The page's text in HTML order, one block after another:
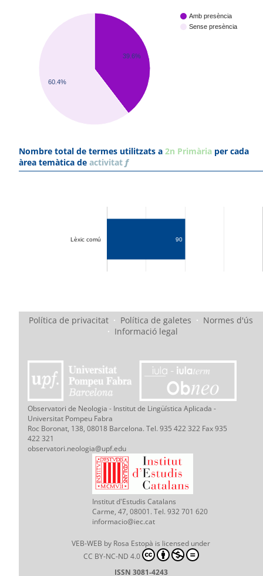
Amb presència
Sense presència
39.6%
60.4%
Nombre total de termes utilitzats a 2n Primària per cada
àrea temàtica de activitat f
Lèxic comú 90
Política de privacitat · Política de galetes · Normes d'ús
· Informació legal
Observatori de Neologia - Institut de Lingüística Aplicada -
Universitat Pompeu Fabra
Roc Boronat, 138, 08018 Barcelona. Tel. 935 422 322 Fax 935
422 321
observatori.neologia@upf.edu
Institut d'Estudis Catalans
Carme, 47, 08001. Tel. 932 701 620
informacio@iec.cat
VEB-WEB by Rosa Estopà is licensed under
CC BY-NC-ND 4.0
ISSN 3081-4243